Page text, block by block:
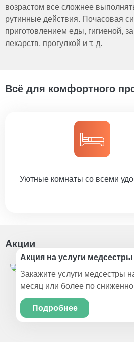
возрастом все сложнее
рутинные действия. Почасовая
приготовлением еды, гигиеной,
лекарств, прогулкой и т. д.
Всё для комфортного
Уютные комнаты со всеми
Акции
Акция на услуги медсестры
Закажите услуги медсестры
месяц или более по
Подробнее